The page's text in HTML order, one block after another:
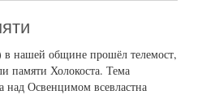
в нашей общине прошёл телемост,
памяти Холокоста. Тема
над Освенцимом всевластна